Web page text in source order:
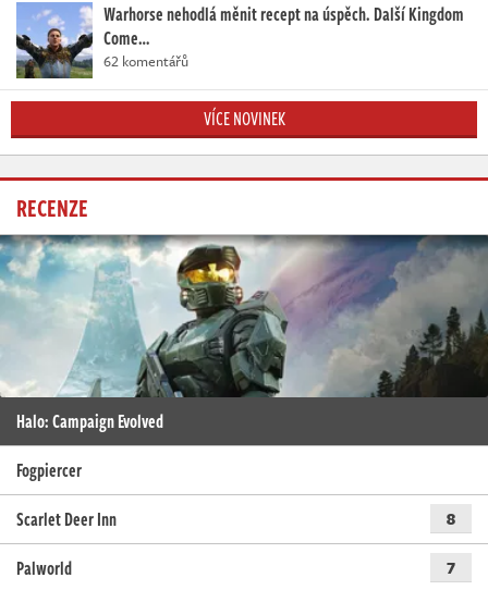
Warhorse nehodlá měnit recept na úspěch. Další Kingdom
Come…
62 komentářů
VÍCE NOVINEK
RECENZE
Halo: Campaign Evolved
Fogpiercer
Scarlet Deer Inn
8
Palworld 7